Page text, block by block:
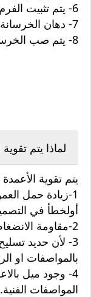
6- يتم تثبيت الفرم و الشدة الخاصة بقميص العمود.
7- دهان الخرسانة بمادة ايبوكسية لزياة التماسك.
8- يتم صب الخرسانة الخاصة بقميص العمود.
لماذا يتم
يتم تقوية الأعمدة
1-زيادة حمل
أولخطأ في
2-مقاومة الانضغاط لخرسانة العمود لوجود احمال زائدة.
3- لأن حديد
بالمواصفات او
4- وجود ميل
المواصفات الفنية.